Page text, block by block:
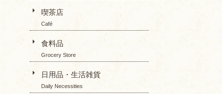
喫茶店
Café
食料品
Grocery Store
日用品・生活雑貨
Daily Necessities